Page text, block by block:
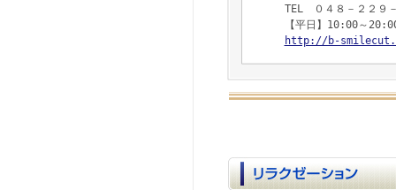
TEL ０４８－２２９
【平日】10:00～
http://b-